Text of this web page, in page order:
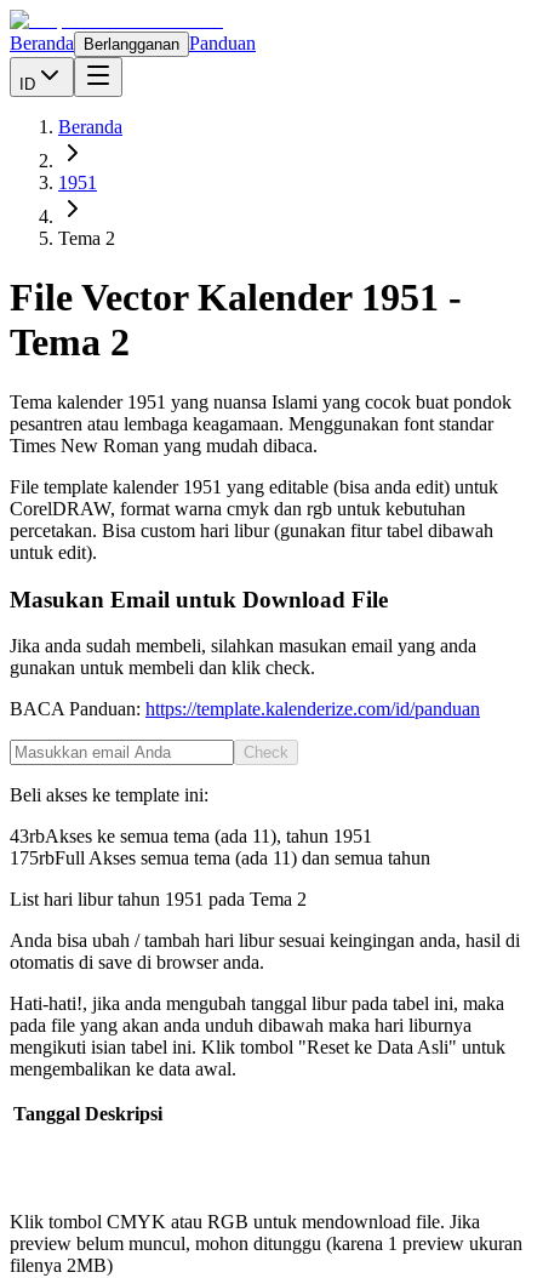
Beranda Berlangganan Panduan
ID
Beranda
1951
Tema 2
File Vector Kalender 1951 -
Tema 2
Tema kalender 1951 yang nuansa Islami yang cocok buat pondok
pesantren atau lembaga keagamaan. Menggunakan font standar
Times New Roman yang mudah dibaca.
File template kalender 1951 yang editable (bisa anda edit) untuk
CorelDRAW, format warna cmyk dan rgb untuk kebutuhan
percetakan. Bisa custom hari libur (gunakan fitur tabel dibawah
untuk edit).
Masukan Email untuk Download File
Jika anda sudah membeli, silahkan masukan email yang anda
gunakan untuk membeli dan klik check.
BACA Panduan: https://template.kalenderize.com/id/panduan
Check
Beli akses ke template ini:
43rbAkses ke semua tema (ada 11), tahun 1951
175rbFull Akses semua tema (ada 11) dan semua tahun
List hari libur tahun 1951 pada Tema 2
Anda bisa ubah / tambah hari libur sesuai keingingan anda, hasil di
otomatis di save di browser anda.
Hati-hati!, jika anda mengubah tanggal libur pada tabel ini, maka
pada file yang akan anda unduh dibawah maka hari liburnya
mengikuti isian tabel ini. Klik tombol "Reset ke Data Asli" untuk
mengembalikan ke data awal.
Tanggal Deskripsi
Klik tombol CMYK atau RGB untuk mendownload file. Jika
preview belum muncul, mohon ditunggu (karena 1 preview ukuran
filenya 2MB)